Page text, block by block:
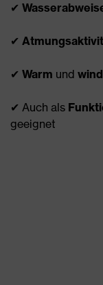
✔
✔
✔ Warm und
✔ Auch als
geeignet